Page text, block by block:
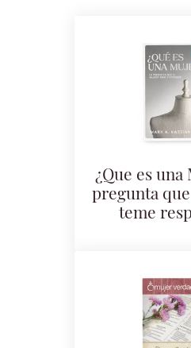
¿Que es una
pregunta
teme